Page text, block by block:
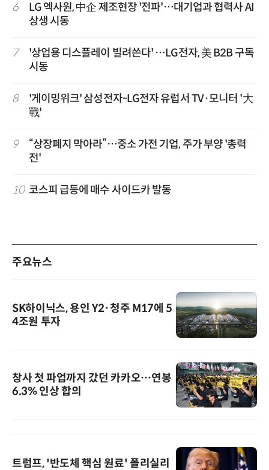
6
LG 엑사원, 中企 제조현장 '전파'…대기업과 협력사 AI
상생 시동
7
'상업용 디스플레이 빌려쓴다' …LG전자, 美 B2B 구독
시동
8
'게이밍위크' 삼성전자-LG전자 유럽서 TV·모니터 '大
戰'
9
“상장폐지 막아라”…중소 가전 기업, 주가 부양 '총력
전'
10 코스피 급등에 매수 사이드카 발동
주요뉴스
SK하이닉스, 용인 Y2·청주 M17에 5
4조원 투자
창사 첫 파업까지 갔던 카카오…연봉
6.3% 인상 합의
트럼프, '반도체 핵심 원료' 폴리실리